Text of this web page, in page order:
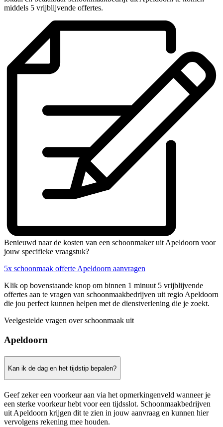
middels 5 vrijblijvende offertes.
Benieuwd naar de kosten van een schoonmaker uit Apeldoorn voor
jouw specifieke vraagstuk?
5x schoonmaak offerte Apeldoorn aanvragen
Klik op bovenstaande knop om binnen 1 minuut 5 vrijblijvende
offertes aan te vragen van schoonmaakbedrijven uit regio Apeldoorn
die jou perfect kunnen helpen met de dienstverlening die je zoekt.
Veelgestelde vragen over schoonmaak uit
Apeldoorn
Kan ik de dag en het tijdstip bepalen?
Geef zeker een voorkeur aan via het opmerkingenveld wanneer je
een sterke voorkeur hebt voor een tijdsslot. Schoonmaakbedrijven
uit Apeldoorn krijgen dit te zien in jouw aanvraag en kunnen hier
vervolgens rekening mee houden.